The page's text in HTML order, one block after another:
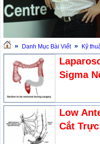
» Danh Mục Bài Viết » Kỹ
Sigma
Low
Cắt